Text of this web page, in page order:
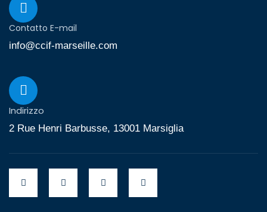
Contatto E-mail
info@ccif-marseille.com
Indirizzo
2 Rue Henri Barbusse, 13001 Marsiglia